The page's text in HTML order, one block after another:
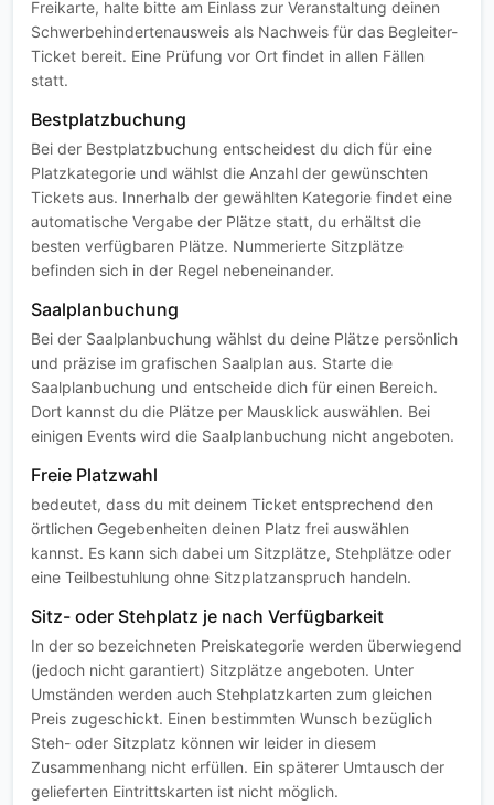
Freikarte, halte bitte am Einlass zur Veranstaltung deinen
Schwerbehindertenausweis als Nachweis für das Begleiter-
Ticket bereit. Eine Prüfung vor Ort findet in allen Fällen
statt.
Bestplatzbuchung
Bei der Bestplatzbuchung entscheidest du dich für eine
Platzkategorie und wählst die Anzahl der gewünschten
Tickets aus. Innerhalb der gewählten Kategorie findet eine
automatische Vergabe der Plätze statt, du erhältst die
besten verfügbaren Plätze. Nummerierte Sitzplätze
befinden sich in der Regel nebeneinander.
Saalplanbuchung
Bei der Saalplanbuchung wählst du deine Plätze persönlich
und präzise im grafischen Saalplan aus. Starte die
Saalplanbuchung und entscheide dich für einen Bereich.
Dort kannst du die Plätze per Mausklick auswählen. Bei
einigen Events wird die Saalplanbuchung nicht angeboten.
Freie Platzwahl
bedeutet, dass du mit deinem Ticket entsprechend den
örtlichen Gegebenheiten deinen Platz frei auswählen
kannst. Es kann sich dabei um Sitzplätze, Stehplätze oder
eine Teilbestuhlung ohne Sitzplatzanspruch handeln.
Sitz- oder Stehplatz je nach Verfügbarkeit
In der so bezeichneten Preiskategorie werden überwiegend
(jedoch nicht garantiert) Sitzplätze angeboten. Unter
Umständen werden auch Stehplatzkarten zum gleichen
Preis zugeschickt. Einen bestimmten Wunsch bezüglich
Steh- oder Sitzplatz können wir leider in diesem
Zusammenhang nicht erfüllen. Ein späterer Umtausch der
gelieferten Eintrittskarten ist nicht möglich.